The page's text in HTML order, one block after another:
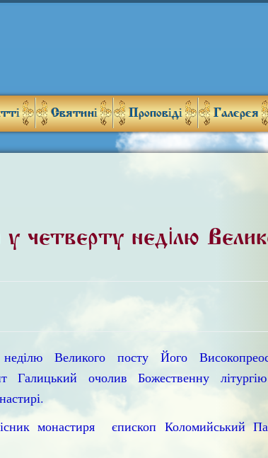
Святині Проповіді Галерея
у четверту неділю
Великого посту Його
Галицький очолив Божественну
монастиря єпископ Коломийський